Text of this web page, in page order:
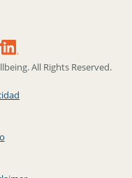
All Rights Reserved.